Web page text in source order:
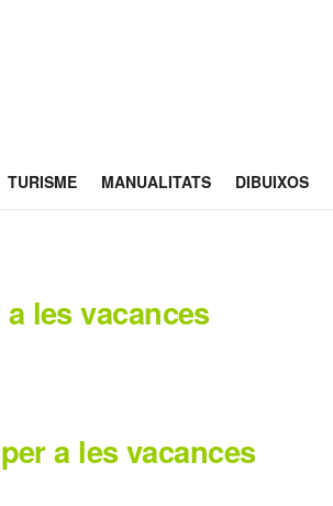
TURISME MANUALITATS DIBUIXOS
les vacances
a les vacances